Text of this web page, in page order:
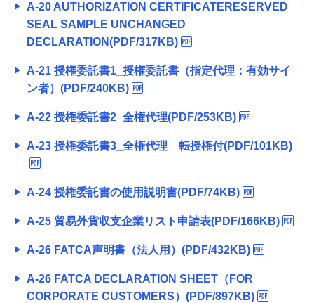
A-20 AUTHORIZATION CERTIFICATERESERVED
SEAL SAMPLE UNCHANGED
DECLARATION(PDF/317KB)
A-21 授権委託書1_授権委託書（指定代理：有効サイ
ン者）(PDF/240KB)
A-22 授権委託書2_全権代理(PDF/253KB)
A-23 授権委託書3_全権代理 転授権付(PDF/101KB)
A-24 授権委託書の使用説明書(PDF/74KB)
A-25 貿易外貨収支企業リスト申請表(PDF/166KB)
A-26 FATCA声明書（法人用）(PDF/432KB)
A-26 FATCA DECLARATION SHEET（FOR
CORPORATE CUSTOMERS）(PDF/897KB)